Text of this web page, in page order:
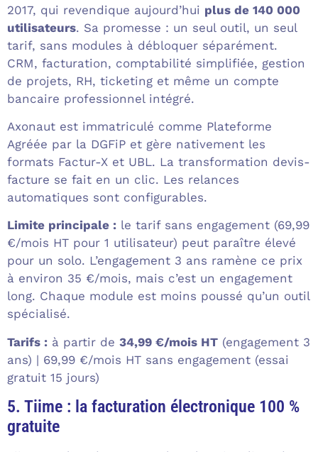
2017, qui revendique aujourd’hui plus de 140 000
utilisateurs. Sa promesse : un seul outil, un seul
tarif, sans modules à débloquer séparément.
CRM, facturation, comptabilité simplifiée, gestion
de projets, RH, ticketing et même un compte
bancaire professionnel intégré.
Axonaut est immatriculé comme Plateforme
Agréée par la DGFiP et gère nativement les
formats Factur-X et UBL. La transformation devis-
facture se fait en un clic. Les relances
automatiques sont configurables.
Limite principale : le tarif sans engagement (69,99
€/mois HT pour 1 utilisateur) peut paraître élevé
pour un solo. L’engagement 3 ans ramène ce prix
à environ 35 €/mois, mais c’est un engagement
long. Chaque module est moins poussé qu’un outil
spécialisé.
Tarifs : à partir de 34,99 €/mois HT (engagement 3
ans) | 69,99 €/mois HT sans engagement (essai
gratuit 15 jours)
5. Tiime : la facturation électronique 100 %
gratuite